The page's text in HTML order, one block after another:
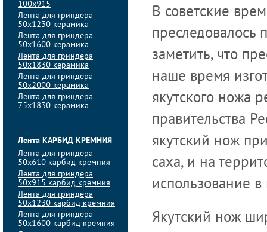
100х915
Лента для гриндера
50х1230 керамика
Лента для гриндера
50х1600 керамика
Лента для гриндера
50х1830 керамика
Лента для гриндера
50х2000 керамика
Лента для гриндера
75х1830 керамика
Лента КАРБИД КРЕМНИЯ
Лента для гриндера
50х610 карбид кремния
Лента для гриндера
50х915 карбид кремния
Лента для гриндера
50х1230 карбид кремния
Лента для гриндера
50х1600 карбид кремния
В советские
преследовалось
заметить, что
наше время
якутского ножа
правительства
якутский нож
саха, и на
использование
Якутский нож